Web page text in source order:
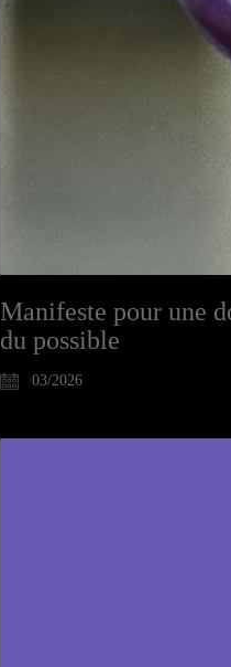
Manifeste pour une
du possible
03/2026